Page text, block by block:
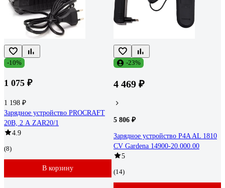
-10%
1 075 ₽
1 198 ₽
Зарядное устройство PROCRAFT
20В, 2 А ZAR20/1
4.9
(8)
В корзину
-23%
4 469 ₽
5 806 ₽
Зарядное устройство P4A AL 1810
CV Gardena 14900-20.000.00
5
(14)